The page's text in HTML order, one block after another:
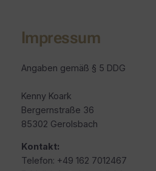
Impressum
Angaben gemäß § 5 DDG
Kenny Koark
Bergernstraße 36
85302 Gerolsbach
Kontakt:
Telefon: +49 162 7012467